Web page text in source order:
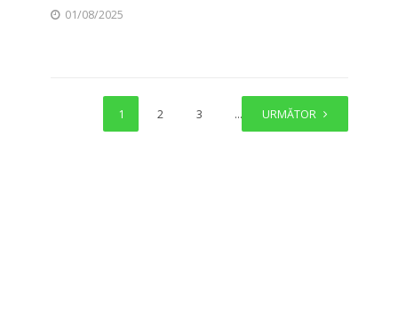
01/08/2025
1 2 3 … 7
URMĂTOR